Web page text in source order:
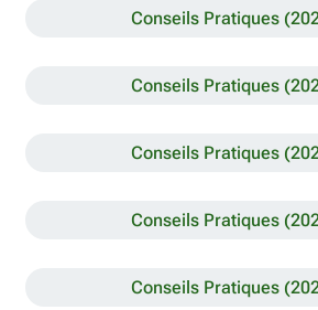
Conseils Pratiques
Conseils Pratiques
Conseils Pratiques
Conseils Pratiques
Conseils Pratiques